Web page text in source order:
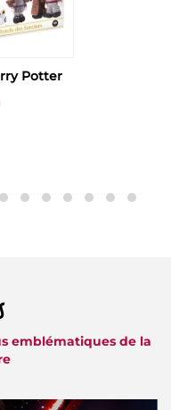
Potter
emblématiques de la